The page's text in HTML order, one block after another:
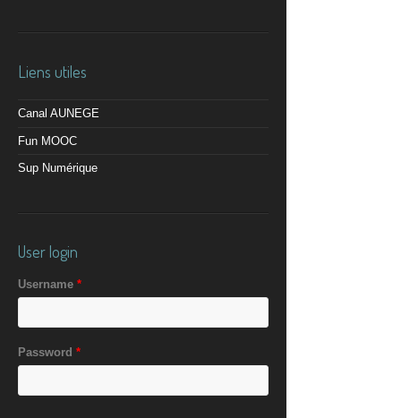
Liens utiles
Canal AUNEGE
Fun MOOC
Sup Numérique
User login
Username *
Password *